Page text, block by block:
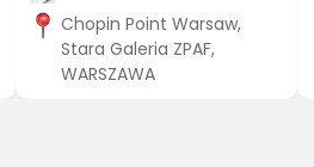
Chopin Point Warsaw,
Stara Galeria ZPAF,
WARSZAWA